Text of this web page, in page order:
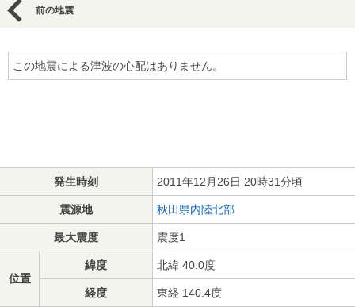
前の地震
この地震による津波の心配はありません。
発生時刻 2011年12月26日 20時31分頃
震源地 秋田県内陸北部
最大震度 震度1
位置
緯度 北緯 40.0度
経度 東経 140.4度